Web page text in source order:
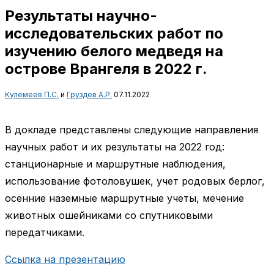
Результаты научно-
исследовательских работ по
изучению белого медведя на
острове Врангеля в 2022 г.
Кулемеев П.С. и Груздев А.Р. 07.11.2022
В докладе представлены следующие направления
научных работ и их результаты на 2022 год:
станционарные и маршрутные наблюдения,
использование фотоловушек, учет родовых берлог,
осенние наземные маршрутные учеты, мечение
животных ошейниками со спутниковыми
передатчиками.
Ссылка на презентацию